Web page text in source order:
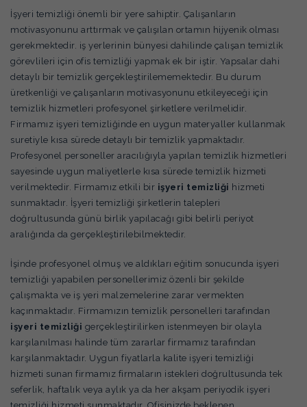
İşyeri temizliği önemli bir yere sahiptir. Çalışanların
motivasyonunu arttırmak ve çalışılan ortamın hijyenik olması
gerekmektedir. iş yerlerinin bünyesi dahilinde çalışan temizlik
görevlileri için ofis temizliği yapmak ek bir iştir. Yapsalar dahi
detaylı bir temizlik gerçekleştirilememektedir. Bu durum
üretkenliği ve çalışanların motivasyonunu etkileyeceği için
temizlik hizmetleri profesyonel şirketlere verilmelidir.
Firmamız işyeri temizliğinde en uygun materyaller kullanmak
suretiyle kısa sürede detaylı bir temizlik yapmaktadır.
Profesyonel personeller aracılığıyla yapılan temizlik hizmetleri
sayesinde uygun maliyetlerle kısa sürede temizlik hizmeti
verilmektedir. Firmamız etkili bir işyeri temizliği hizmeti
sunmaktadır. İşyeri temizliği şirketlerin talepleri
doğrultusunda günü birlik yapılacağı gibi belirli periyot
aralığında da gerçekleştirilebilmektedir.
İşinde profesyonel olmuş ve aldıkları eğitim sonucunda işyeri
temizliği yapabilen personellerimiz özenli bir şekilde
çalışmakta ve iş yeri malzemelerine zarar vermekten
kaçınmaktadır. Firmamızın temizlik personelleri tarafından
işyeri temizliği gerçekleştirilirken istenmeyen bir olayla
karşılanılması halinde tüm zararlar firmamız tarafından
karşılanmaktadır. Uygun fiyatlarla kalite işyeri temizliği
hizmeti sunan firmamız firmaların istekleri doğrultusunda tek
seferlik, haftalık veya aylık ya da her akşam periyodik işyeri